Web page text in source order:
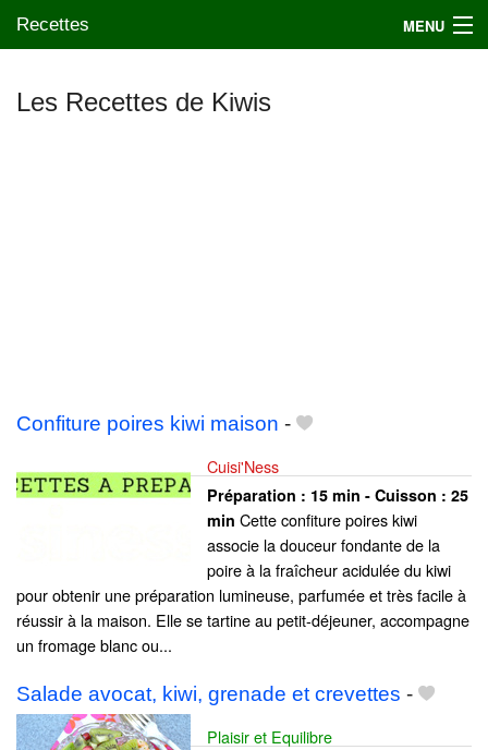
Recettes MENU
Les Recettes de Kiwis
Confiture poires kiwi maison -
Cuisi'Ness
Préparation : 15 min - Cuisson : 25
min Cette confiture poires kiwi
associe la douceur fondante de la
poire à la fraîcheur acidulée du kiwi
pour obtenir une préparation lumineuse, parfumée et très facile à
réussir à la maison. Elle se tartine au petit-déjeuner, accompagne
un fromage blanc ou...
Salade avocat, kiwi, grenade et crevettes -
Plaisir et Equilibre